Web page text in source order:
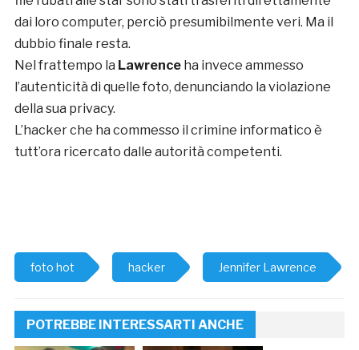
dai loro computer, perciò presumibilmente veri. Ma il
dubbio finale resta.
Nel frattempo la Lawrenceha invece ammesso
l’autenticità di quelle foto, denunciando la violazione
della sua privacy.
L’hacker che ha commesso il crimine informatico è
tutt’ora ricercato dalle autorità competenti.
foto hot hacker Jennifer Lawrence
POTREBBE INTERESSARTI ANCHE